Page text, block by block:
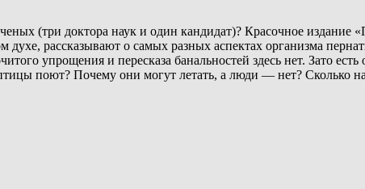
(три доктора наук и один кандидат)? Красочное издание
рассказывают о самых разных аспектах организма
упрощения и пересказа банальностей здесь нет. Зато
поют? Почему они могут летать, а люди — нет? Сколько